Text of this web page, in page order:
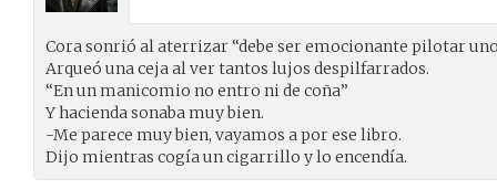
Cora sonrió al aterrizar “debe ser emocionante pilotar uno
Arqueó una ceja al ver tantos lujos despilfarrados.
“En un manicomio no entro ni de coña”
Y hacienda sonaba muy bien.
-Me parece muy bien, vayamos a por ese libro.
Dijo mientras cogía un cigarrillo y lo encendía.